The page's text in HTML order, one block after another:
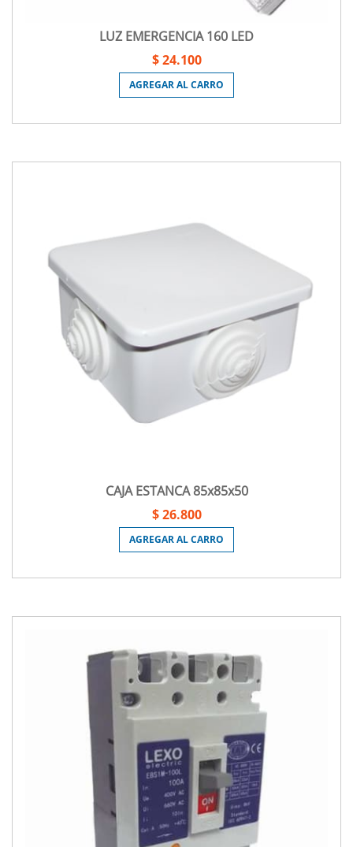
LUZ EMERGENCIA 160 LED
$ 24.100
AGREGAR AL CARRO
CAJA ESTANCA 85x85x50
$ 26.800
AGREGAR AL CARRO